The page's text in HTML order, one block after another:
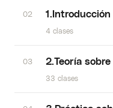
02 1.Introducción
4 clases
03 2.Teoría
33 clases